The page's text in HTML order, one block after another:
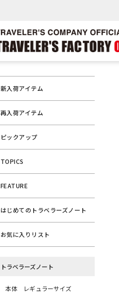
新入荷アイテム
再入荷アイテム
ピックアップ
TOPICS
FEATURE
はじめてのトラベラーズノート
お気に入りリスト
トラベラーズノート
本体 レギュラーサイズ